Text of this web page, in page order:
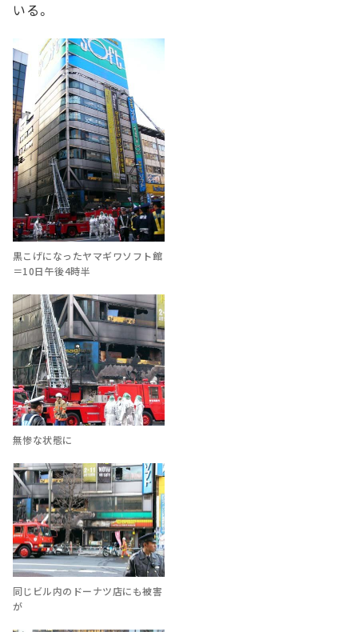
いる。
黒こげになったヤマギワソフト館
＝10日午後4時半
無惨な状態に
同じビル内のドーナツ店にも被害
が